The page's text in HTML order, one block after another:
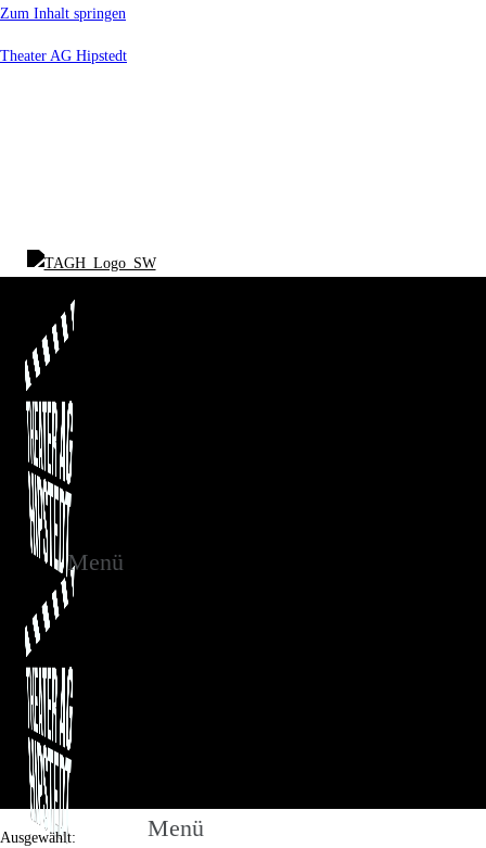
Zum Inhalt springen
Theater AG Hipstedt
Menü
Menü
Ausgewählt: